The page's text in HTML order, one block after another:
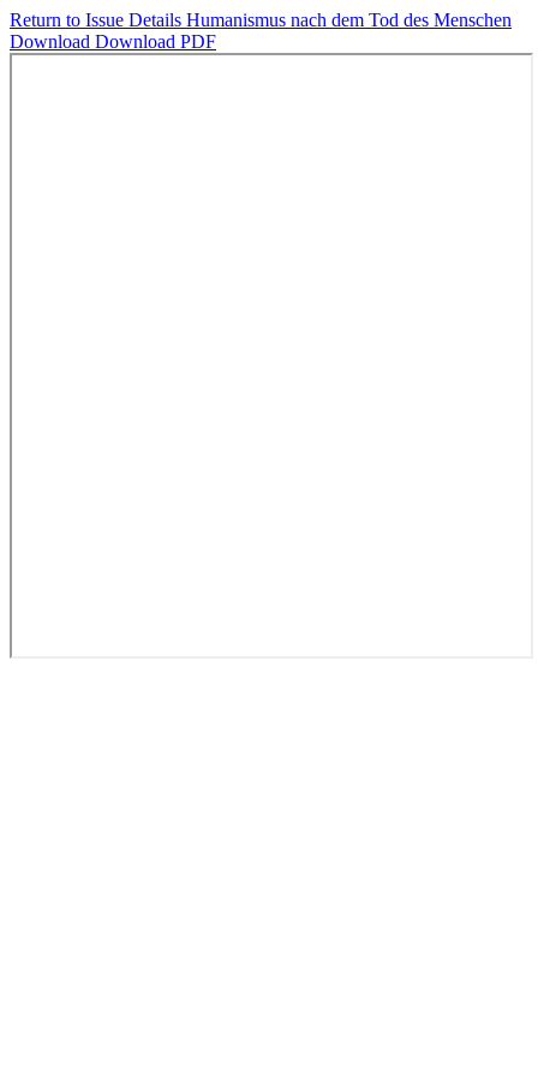
Return to Issue Details Humanismus nach dem Tod des Menschen
Download Download PDF